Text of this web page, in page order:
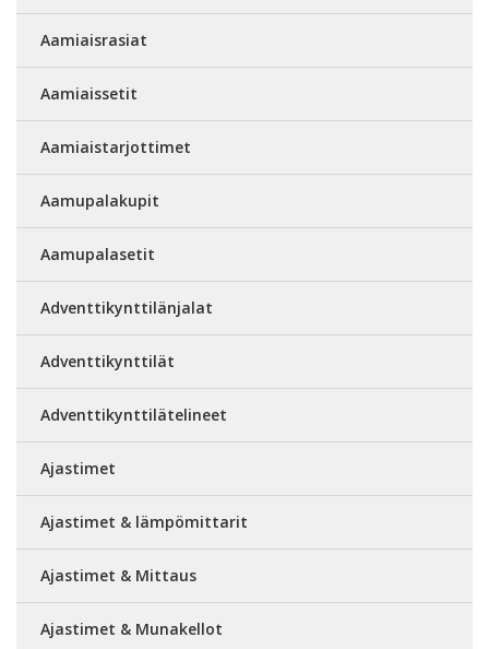
Aamiaisrasiat
Aamiaissetit
Aamiaistarjottimet
Aamupalakupit
Aamupalasetit
Adventtikynttilänjalat
Adventtikynttilät
Adventtikynttilätelineet
Ajastimet
Ajastimet & lämpömittarit
Ajastimet & Mittaus
Ajastimet & Munakellot